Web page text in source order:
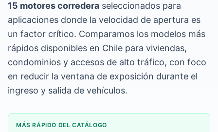
15 motores corredera seleccionados para
aplicaciones donde la velocidad de apertura es
un factor crítico. Comparamos los modelos más
rápidos disponibles en Chile para viviendas,
condominios y accesos de alto tráfico, con foco
en reducir la ventana de exposición durante el
ingreso y salida de vehículos.
MÁS RÁPIDO DEL CATÁLOGO